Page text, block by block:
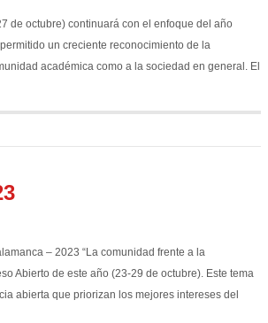
de octubre) continuará con el enfoque del año
un creciente reconocimiento de la
académica como a la sociedad en general. El
– 2023 “La comunidad frente a la
Abierto de este año (23-29 de octubre). Este tema
abierta que priorizan los mejores intereses del